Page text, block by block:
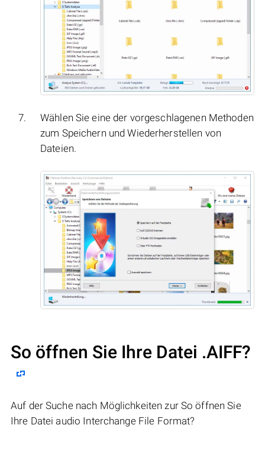
Wählen Sie eine der vorgeschlagenen Methoden
zum Speichern und Wiederherstellen von
Dateien.
So öffnen Sie Ihre Datei .AIFF?
Auf der Suche nach Möglichkeiten zur So öffnen Sie
Ihre Datei audio Interchange File Format?